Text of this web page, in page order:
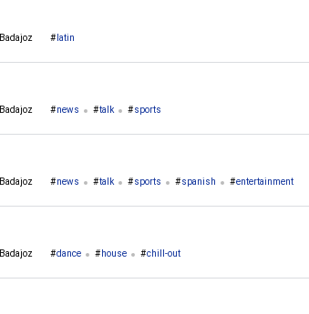
Badajoz latin
Badajoz news talk sports
Badajoz news talk sports spanish entertainment
Badajoz dance house chill-out